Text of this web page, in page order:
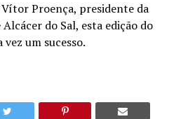
Proença, presidente da
do Sal, esta edição do
um sucesso.